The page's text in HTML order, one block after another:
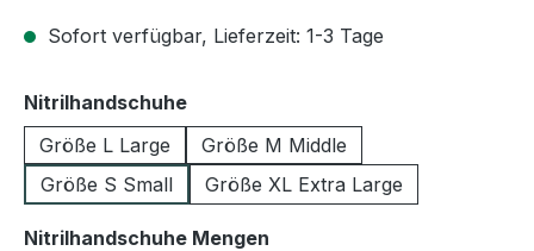
Sofort verfügbar, Lieferzeit: 1-3 Tage
Nitrilhandschuheauswählen
Größe L Large
Größe M Middle
Größe S Small
Größe XL Extra Large
Nitrilhandschuhe Mengen